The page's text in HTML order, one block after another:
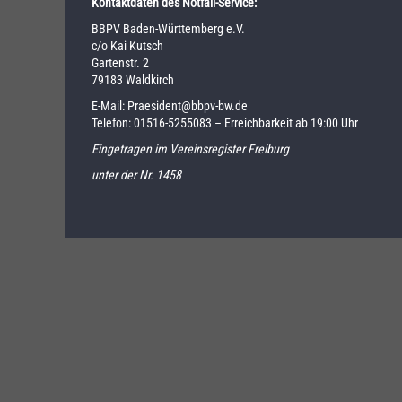
BBPV Baden-Württemberg e.V.
c/o Kai Kutsch
Gartenstr. 2
79183 Waldkirch
E-Mail: Praesident@bbpv-bw.de
Telefon:01516-5255083 – Erreichbarkeit ab 19:00 Uhr
Eingetragen im Vereinsregister Freiburg
unter der Nr. 1458